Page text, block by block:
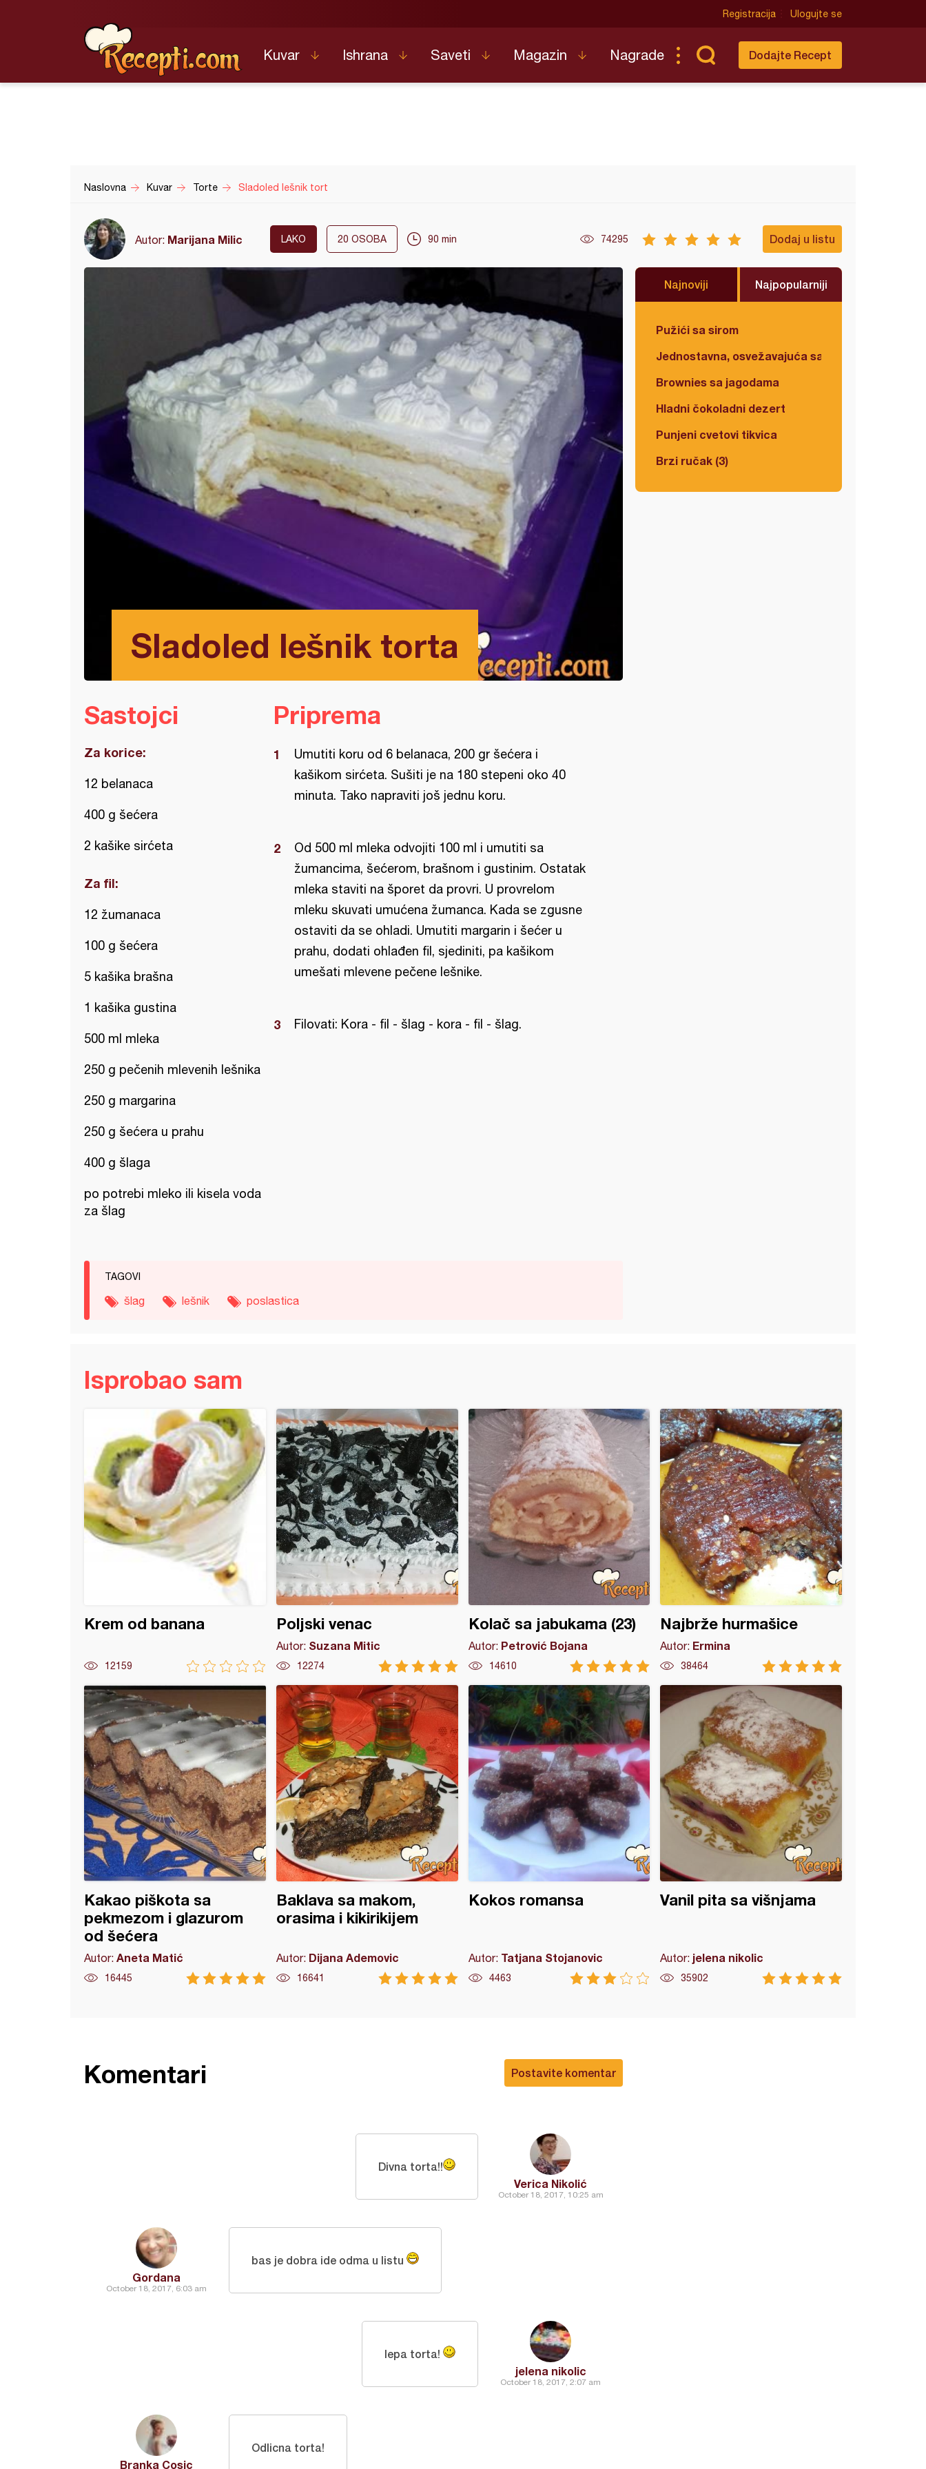
Registracija Ulogujte se
Kuvar Ishrana Saveti Magazin Nagrade Dodajte Recept
Naslovna Kuvar Torte Sladoled lešnik tort
Autor: Marijana Milic LAKO 20 OSOBA 90 min 74295 Dodaj u listu
Sladoled lešnik torta
Najnoviji Najpopularniji
Pužići sa sirom
Jednostavna, osvežavajuća salata
Brownies sa jagodama
Hladni čokoladni dezert
Punjeni cvetovi tikvica
Brzi ručak (3)
Sastojci
Za korice:
12 belanaca
400 g šećera
2 kašike sirćeta
Za fil:
12 žumanaca
100 g šećera
5 kašika brašna
1 kašika gustina
500 ml mleka
250 g pečenih mlevenih lešnika
250 g margarina
250 g šećera u prahu
400 g šlaga
po potrebi mleko ili kisela voda
za šlag
Priprema
Umutiti koru od 6 belanaca, 200 gr šećera i
kašikom sirćeta. Sušiti je na 180 stepeni oko 40
minuta. Tako napraviti još jednu koru.
Od 500 ml mleka odvojiti 100 ml i umutiti sa
žumancima, šećerom, brašnom i gustinim. Ostatak
mleka staviti na šporet da provri. U provrelom
mleku skuvati umućena žumanca. Kada se zgusne
ostaviti da se ohladi. Umutiti margarin i šećer u
prahu, dodati ohlađen fil, sjediniti, pa kašikom
umešati mlevene pečene lešnike.
Filovati: Kora - fil - šlag - kora - fil - šlag.
TAGOVI
šlag lešnik poslastica
Isprobao sam
Krem od banana
12159
Poljski venac
Autor: Suzana Mitic
12274
Kolač sa jabukama (23)
Autor: Petrović Bojana
14610
Najbrže hurmašice
Autor: Ermina
38464
Kakao piškota sa
pekmezom i glazurom
od šećera
Autor: Aneta Matić
16445
Baklava sa makom,
orasima i kikirikijem
Autor: Dijana Ademovic
16641
Kokos romansa
Autor: Tatjana Stojanovic
4463
Vanil pita sa višnjama
Autor: jelena nikolic
35902
Postavite komentar
Komentari
Verica Nikolić
October 18, 2017, 10:25 am
Divna torta!!
Gordana
October 18, 2017, 6:03 am
bas je dobra ide odma u listu
jelena nikolic
October 18, 2017, 2:07 am
lepa torta!
Branka Cosic
Odlicna torta!